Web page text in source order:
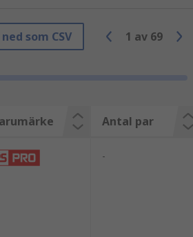
som CSV 1 av 69
Antal par
-